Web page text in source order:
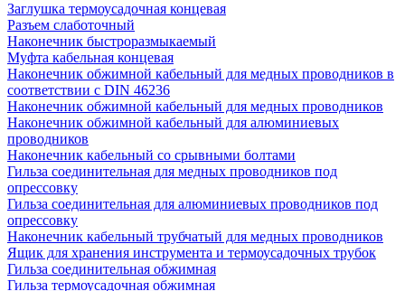
Заглушка термоусадочная концевая
Разъем слаботочный
Наконечник быстроразмыкаемый
Муфта кабельная концевая
Наконечник обжимной кабельный для медных проводников в
соответствии с DIN 46236
Наконечник обжимной кабельный для медных проводников
Наконечник обжимной кабельный для алюминиевых
проводников
Наконечник кабельный со срывными болтами
Гильза соединительная для медных проводников под
опрессовку
Гильза соединительная для алюминиевых проводников под
опрессовку
Наконечник кабельный трубчатый для медных проводников
Ящик для хранения инструмента и термоусадочных трубок
Гильза соединительная обжимная
Гильза термоусадочная обжимная